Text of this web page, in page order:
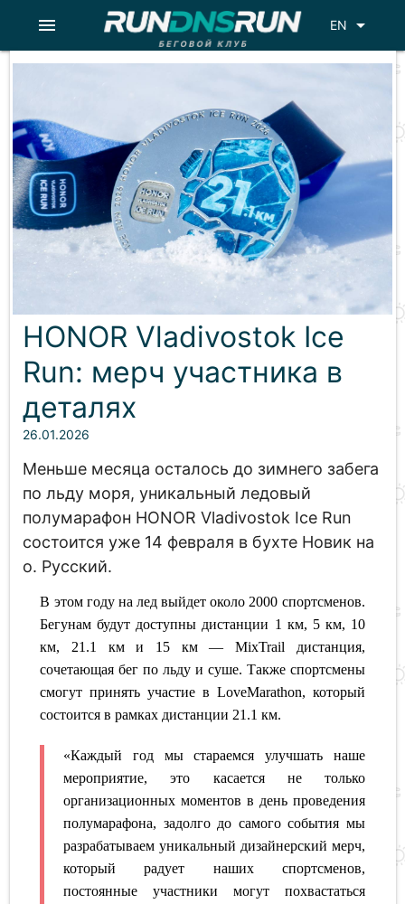
EN arrow_drop_down
menu
HONOR Vladivostok Ice
Run: мерч участника в
деталях
26.01.2026
Меньше месяца осталось до зимнего забега
по льду моря, уникальный ледовый
полумарафон HONOR Vladivostok Ice Run
состоится уже 14 февраля в бухте Новик на
о. Русский.
В этом году на лед выйдет около 2000 спортсменов.
Бегунам будут доступны дистанции 1 км, 5 км, 10
км, 21.1 км и 15 км — MixTrail дистанция,
сочетающая бег по льду и суше. Также спортсмены
смогут принять участие в LoveMarathon, который
состоится в рамках дистанции 21.1 км.
«Каждый год мы стараемся улучшать наше
мероприятие, это касается не только
организационных моментов в день проведения
полумарафона, задолго до самого события мы
разрабатываем уникальный дизайнерский мерч,
который радует наших спортсменов,
постоянные участники могут похвастаться